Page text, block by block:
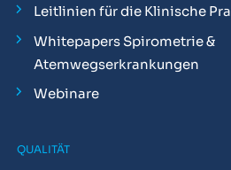
Leitlinien für die Klinische
Whitepapers Spirometrie &
Atemwegserkrankungen
Webinare
QUALITÄT